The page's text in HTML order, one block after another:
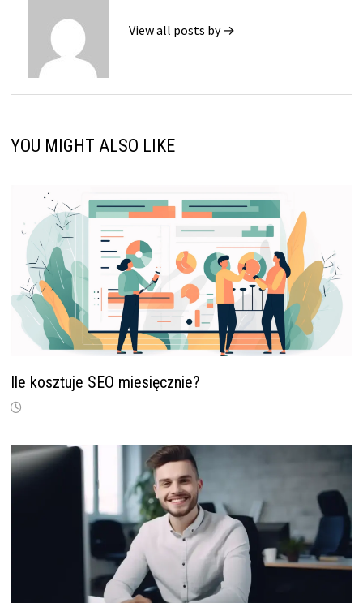
View all posts by →
YOU MIGHT ALSO LIKE
Ile kosztuje SEO miesięcznie?